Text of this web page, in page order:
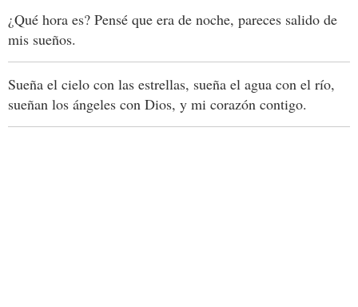
¿Qué hora es? Pensé que era de noche, pareces salido de
mis sueños.
Sueña el cielo con las estrellas, sueña el agua con el río,
sueñan los ángeles con Dios, y mi corazón contigo.